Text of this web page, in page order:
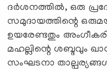
ദര്‍ശനത്തില്‍, ഒരു
സമുദായത്തിന്റെ
ഉയരേണ്ടതും
മഹല്ലിന്റെ ശബ്ദവും
സംഘടനാ